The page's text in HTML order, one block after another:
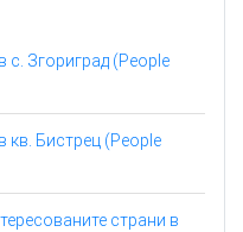
с. Згориград (People
кв. Бистрец (People
страни в